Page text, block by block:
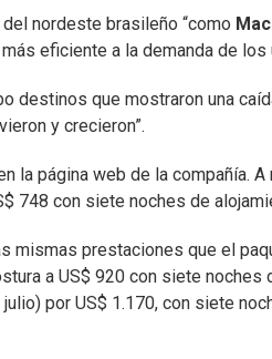
nordeste brasileño “como
eficiente a la demanda de los
destinos que mostraron una
y crecieron”.
la página web de la compañía.
748 con siete noches de
mismas prestaciones que el
a US$ 920 con siete
por US$ 1.170, con siete